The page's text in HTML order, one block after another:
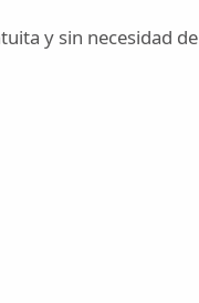
y sin necesidad de